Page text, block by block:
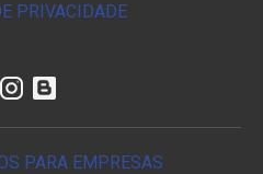
PRIVACIDADE
PARA EMPRESAS